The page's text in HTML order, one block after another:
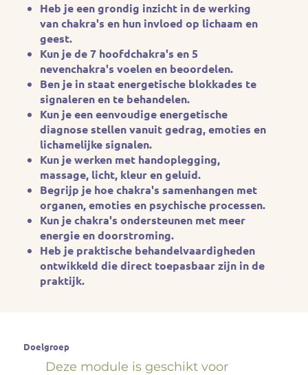
Heb je een grondig inzicht in de werking
van chakra's en hun invloed op lichaam en
geest.
Kun je de 7 hoofdchakra's en 5
nevenchakra's voelen en beoordelen.
Ben je in staat energetische blokkades te
signaleren en te behandelen.
Kun je een eenvoudige energetische
diagnose stellen vanuit gedrag, emoties en
lichamelijke signalen.
Kun je werken met handoplegging,
massage, licht, kleur en geluid.
Begrijp je hoe chakra's samenhangen met
organen, emoties en psychische processen.
Kun je chakra's ondersteunen met meer
energie en doorstroming.
Heb je praktische behandelvaardigheden
ontwikkeld die direct toepasbaar zijn in de
praktijk.
Doelgroep
Deze module is geschikt voor